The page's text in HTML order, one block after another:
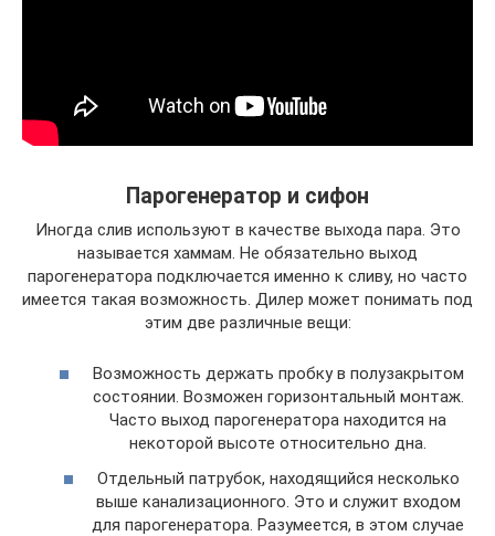
Парогенератор и сифон
Иногда слив используют в качестве выхода пара. Это
называется хаммам. Не обязательно выход
парогенератора подключается именно к сливу, но часто
имеется такая возможность. Дилер может понимать под
этим две различные вещи:
Возможность держать пробку в полузакрытом
состоянии. Возможен горизонтальный монтаж.
Часто выход парогенератора находится на
некоторой высоте относительно дна.
Отдельный патрубок, находящийся несколько
выше канализационного. Это и служит входом
для парогенератора. Разумеется, в этом случае